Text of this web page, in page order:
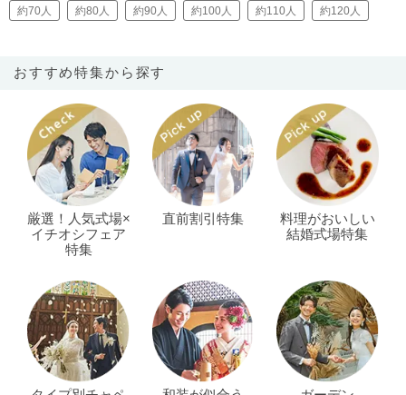
約70人 約80人 約90人 約100人 約110人 約120人
おすすめ特集から探す
厳選！人気式場×
イチオシフェア
特集
直前割引特集
料理がおいしい
結婚式場特集